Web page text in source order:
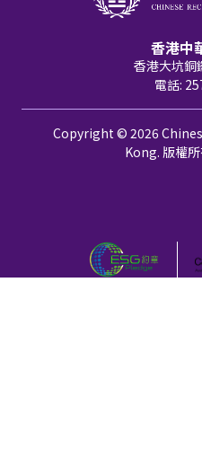
香港中
香港大坑銅
電話:
Copyright © 2026
Kong. 版權所